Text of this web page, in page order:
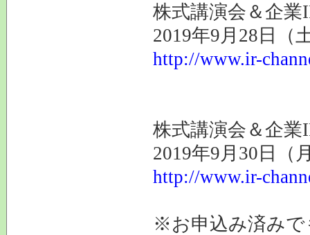
株式講演会＆企
2019年9月28日
http://www.ir-
株式講演会＆企
2019年9月30日
http://www.ir-
※お申込み済みで